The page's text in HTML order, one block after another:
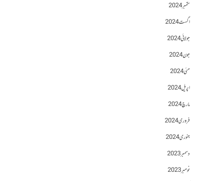
ستمبر 2024
اگست 2024
جولائی 2024
جون 2024
مئی 2024
اپریل 2024
مارچ 2024
فروری 2024
جنوری 2024
دسمبر 2023
نومبر 2023